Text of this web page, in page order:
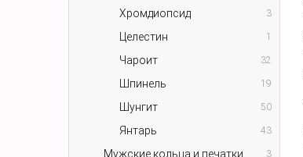
Хромдиопсид 3
Целестин 1
Чароит 32
Шпинель 19
Шунгит 50
Янтарь 43
Мужские кольца и печатки 3